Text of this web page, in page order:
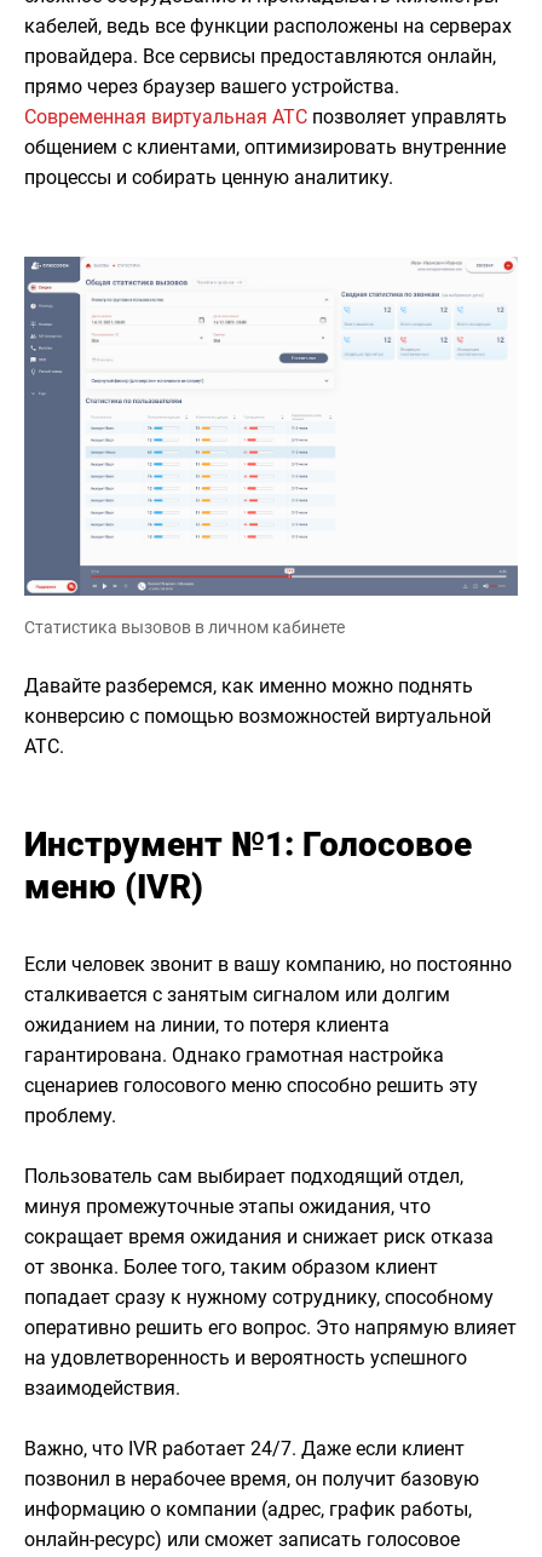
кабелей, ведь все функции расположены на серверах
провайдера. Все сервисы предоставляются онлайн,
прямо через браузер вашего устройства.
Современная виртуальная АТС позволяет управлять
общением с клиентами, оптимизировать внутренние
процессы и собирать ценную аналитику.​
Статистика вызовов в личном кабинете
Давайте разберемся, как именно можно поднять
конверсию с помощью возможностей виртуальной
АТС.
Инструмент №1: Голосовое
меню (IVR)
Если человек звонит в вашу компанию, но постоянно
сталкивается с занятым сигналом или долгим
ожиданием на линии, то потеря клиента
гарантирована. Однако грамотная настройка
сценариев голосового меню способно решить эту
проблему.
Пользователь сам выбирает подходящий отдел,
минуя промежуточные этапы ожидания, что
сокращает время ожидания и снижает риск отказа
от звонка.​ Более того, таким образом клиент
попадает сразу к нужному сотруднику, способному
оперативно решить его вопрос. Это напрямую влияет
на удовлетворенность и вероятность успешного
взаимодействия.
Важно, что IVR работает 24/7. Даже если клиент
позвонил в нерабочее время, он получит базовую
информацию о компании (адрес, график работы,
онлайн-ресурс) или сможет записать голосовое